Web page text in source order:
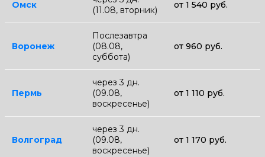
Омск
(11.08, вторник)
от 1 540 руб.
Воронеж
Послезавтра
(08.08,
суббота)
от 960 руб.
Пермь
через 3 дн.
(09.08,
воскресенье)
от 1 110 руб.
Волгоград
через 3 дн.
(09.08,
воскресенье)
от 1 170 руб.